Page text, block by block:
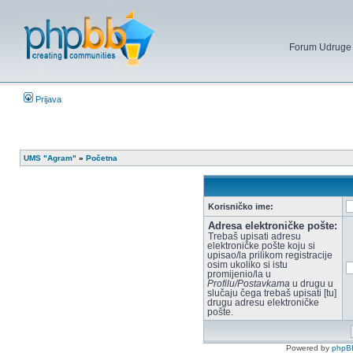
Forum
Prijava
UMS "Agram" » Početna
Korisničko ime:
Adresa elektroničke pošte:
Trebaš upisati adresu
elektroničke pošte koju si
upisao/la prilikom registracije
osim ukoliko si istu
promijenio/la u
Profilu/Postavkama u drugu u
slučaju čega trebaš upisati [tu]
drugu adresu elektroničke
pošte.
Powered by